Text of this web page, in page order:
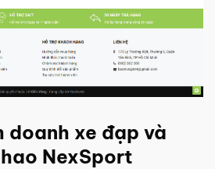
doanh xe đạp và
NexSport